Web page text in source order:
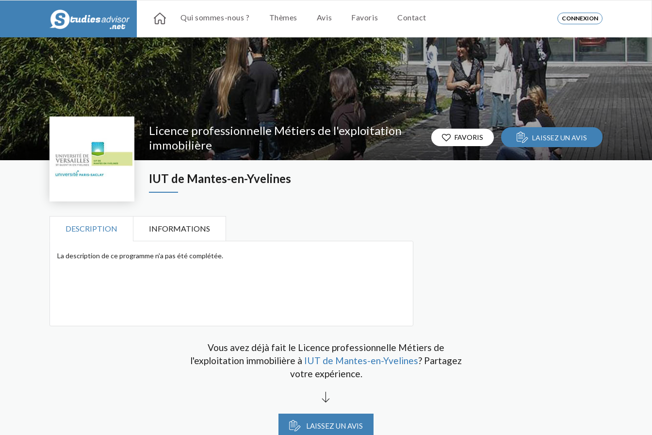
Qui sommes-nous ? Thèmes Avis Favoris Contact CONNEXION
Licence professionnelle Métiers de l'exploitation
immobilière
IUT de Mantes-en-Yvelines
FAVORIS LAISSEZ UN AVIS
DESCRIPTION INFORMATIONS
La description de ce programme n'a pas été complétée.
Vous avez déjà fait le Licence professionnelle Métiers de
l'exploitation immobilière à IUT de Mantes-en-Yvelines? Partagez
votre expérience.
LAISSEZ UN AVIS